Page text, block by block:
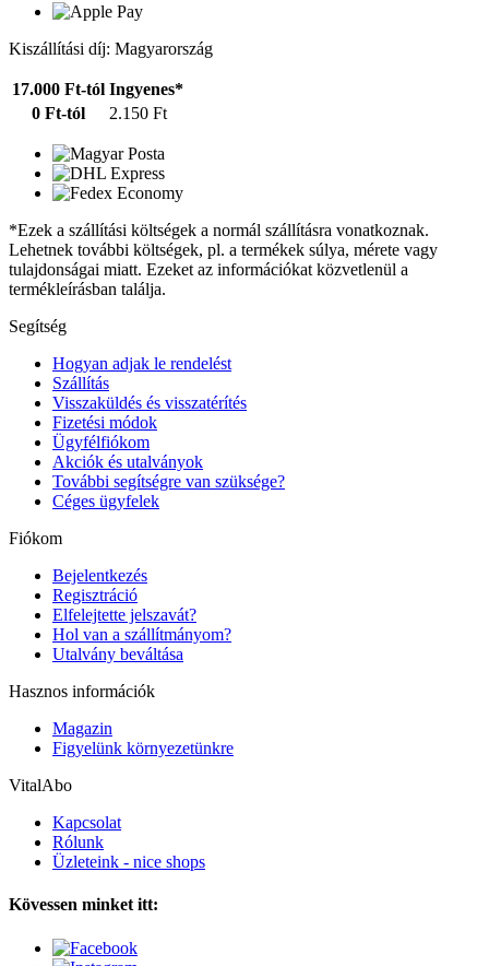
Kiszállítási díj: Magyarország
17.000 Ft-tól Ingyenes*
0 Ft-tól
2.150 Ft
*Ezek a szállítási költségek a normál szállításra vonatkoznak.
Lehetnek további költségek, pl. a termékek súlya, mérete vagy
tulajdonságai miatt. Ezeket az információkat közvetlenül a
termékleírásban találja.
Segítség
Hogyan adjak le rendelést
Szállítás
Visszaküldés és visszatérítés
Fizetési módok
Ügyfélfiókom
Akciók és utalványok
További segítségre van szüksége?
Céges ügyfelek
Fiókom
Bejelentkezés
Regisztráció
Elfelejtette jelszavát?
Hol van a szállítmányom?
Utalvány beváltása
Hasznos információk
Magazin
Figyelünk környezetünkre
VitalAbo
Kapcsolat
Rólunk
Üzleteink - nice shops
Kövessen minket itt: